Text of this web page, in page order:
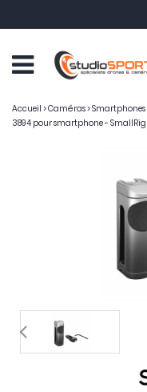
Accueil >Caméras>Smartphones
3894 pour smartphone - SmallRig